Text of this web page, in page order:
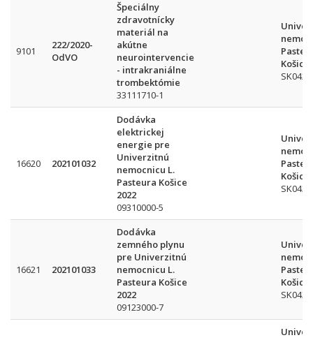
9101
222/2020-
OdVO
Špeciálny
zdravotnícky
materiál na
akútne
neurointervencie
- intrakraniálne
trombektómie
33111710-1
Košice
SK042
16620 202101032
Dodávka
elektrickej
energie pre
Univerzitnú
nemocnicu L.
Pasteura Košice
2022
09310000-5
Košice
SK042
16621 202101033
Dodávka
zemného plynu
pre Univerzitnú
nemocnicu L.
Pasteura Košice
2022
09123000-7
Košice
SK042